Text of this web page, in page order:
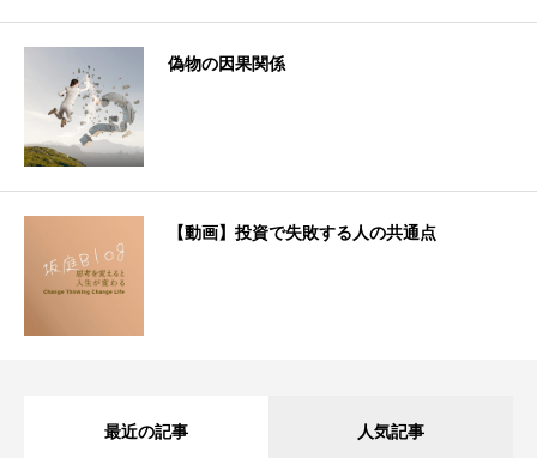
偽物の因果関係
【動画】投資で失敗する人の共通点
最近の記事 人気記事